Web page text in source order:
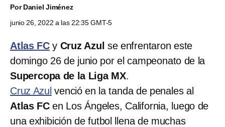
PorDaniel Jiménez
junio 26, 2022 a las 22:35 GMT-5
Atlas FC y Cruz Azul se enfrentaron este
domingo 26 de junio por el campeonato de la
Supercopa de la Liga MX.
Cruz Azul venció en la tanda de penales al
Atlas FC en Los Ángeles, California, luego de
una exhibición de futbol llena de muchas